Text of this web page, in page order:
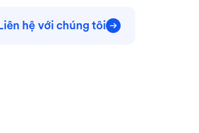
Liên hệ với chúng tôi